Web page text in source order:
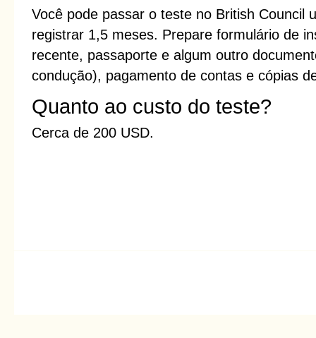
Você pode passar o teste no British Council
registrar 1,5 meses. Prepare formulário de
recente, passaporte e algum outro
condução), pagamento de contas e cópias
Quanto ao custo do teste?
Cerca de 200 USD.